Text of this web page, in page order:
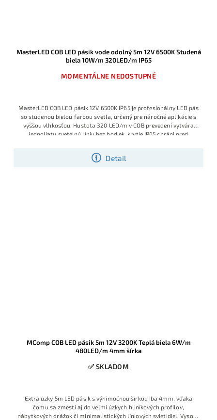
MasterLED COB LED pásik vode odolný 5m 12V 6500K Studená
biela 10W/m 320LED/m IP65
MOMENTÁLNE NEDOSTUPNÉ
Detail
MasterLED COB LED pásik 12V 6500K IP65 je profesionálny LED pás
so studenou bielou farbou svetla, určený pre náročné aplikácie s
vyššou vlhkosťou. Hustota 320 LED/m v COB prevedení vytvára
jednoliatu svetelnú líniu bez bodiek, krytie IP65 chráni pred
svietivosť pri stále úspornej prevádzke.
MComp COB LED pásik 5m 12V 3200K Teplá biela 6W/m
480LED/m 4mm šírka
✅ SKLADOM
Extra úzky 5m LED pásik s výnimočnou šírkou iba 4mm, vďaka
čomu sa zmestí aj do veľmi úzkych hliníkových profilov,
nábytkových drážok či minimalistických líniových svietidiel. Vysoká